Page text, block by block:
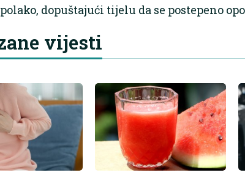
dopuštajući tijelu da se postepeno
vijesti